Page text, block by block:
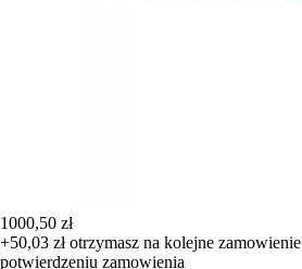
1000,50 zł
+50,03 złotrzymasz na kolejne zamowienie
potwierdzeniu zamowienia